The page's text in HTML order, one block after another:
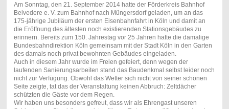
Am Sonntag, den 21. September 2014 hatte der Förderkreis Bahnhof
Belvedere e. V. zum Bahnhof nach Müngersdorf geladen, um an das
175-jährige Jubiläum der ersten Eisenbahnfahrt in Köln und damit an
die Eröffnung des ältesten noch existierenden Stationsgebäudes zu
erinnern. Bereits zum 150. Jahrestag vor 25 Jahren hatte die damalige
Bundesbahndirektion Köln gemeinsam mit der Stadt Köln in den Garten
des damals noch privat bewohnten Gebäudes eingeladen.
Auch in diesem Jahr wurde im Freien gefeiert, denn wegen der
laufenden Sanierungsarbeiten stand das Baudenkmal selbst leider noch
nicht zur Verfügung. Obwohl das Wetter sich nicht von seiner schönen
Seite zeigte, tat das der Veranstaltung keinen Abbruch: Zeltdächer
schützten die Gäste vor dem Regen.
Wir haben uns besonders gefreut, dass wir als Ehrengast unseren